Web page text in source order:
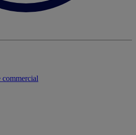
commercial